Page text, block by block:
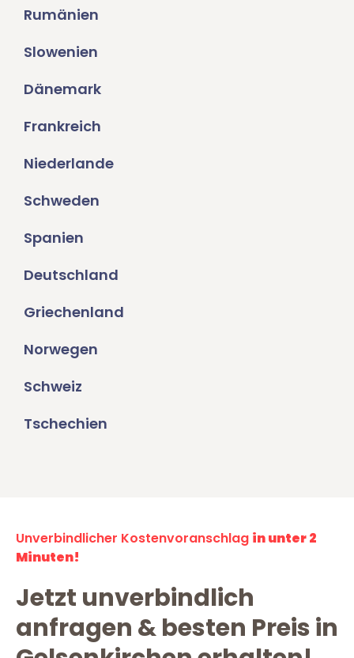
Rumänien
Slowenien
Dänemark
Frankreich
Niederlande
Schweden
Spanien
Deutschland
Griechenland
Norwegen
Schweiz
Tschechien
Unverbindlicher Kostenvoranschlag in unter 2
Minuten!
Jetzt unverbindlich
anfragen & besten Preis in